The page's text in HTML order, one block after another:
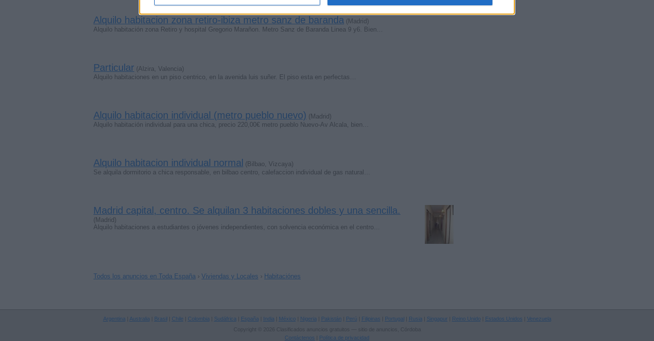
Alquilo habitacion zona retiro-ibiza metro sanz de baranda (Madrid)
Alquilo habitación zona Retiro y hospital Gregorio Marañon. Metro Sanz de Baranda Linea 9 y6. Bien…
Particular (Alzira, Valencia)
Alquilo habitaciones en un piso centrico, en la avenida luis suñer. El piso esta en perfectas…
Alquilo habitacion individual (metro pueblo nuevo) (Madrid)
Alquilo habitación individual para una chica, precio 220,00€ metro pueblo Nuevo-Av Alcala, bien…
Alquilo habitacion individual normal
(Bilbao, Vizcaya)
Se alquila dormitorio a chica responsable, en bilbao centro, calefaccion individual de gas natural…
Madrid capital, centro. Se alquilan 3 habitaciones dobles y una sencilla.
(Madrid)
Alquilo habitaciones a estudiantes o jóvenes independientes, con solvencia económica en el centro…
Todos los anuncios en Toda España › Viviendas y Locales › Habitaciónes
Argentina Australia Brasil| Chile Colombia Sudáfrica España India México| Nigeria Pakistán Perú Filipinas Portugal| Rusia Singapur Reino Unido| Estados Unidos
Venezuela
Copyright © 2026 Clasificados anuncios gratuitos — sitio de anuncios, Córdoba
Contáctenos
Política de privacidad